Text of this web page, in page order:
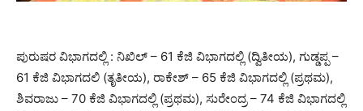
ಪುರುಷರ ವಿಭಾಗದಲ್ಲಿ : ನಿಖಿಲ್ – 61 ಕೆಜಿ ವಿಭಾಗದಲ್ಲಿ (ದ್ವಿತೀಯ), ಗುಡ್ಡಪ್ಪ –
61 ಕೆಜಿ ವಿಭಾಗದಲಿ (ತೃತೀಯ), ರಾಕೇಶ್ – 65 ಕೆಜಿ ವಿಭಾಗದಲ್ಲಿ (ಪ್ರಥಮ),
ಶಿವರಾಜು – 70 ಕೆಜಿ ವಿಭಾಗದಲ್ಲಿ (ಪ್ರಥಮ), ಸುರೇಂದ್ರ – 74 ಕೆಜಿ ವಿಭಾಗದಲ್ಲಿ